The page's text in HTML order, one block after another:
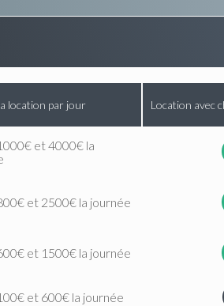
location par jour Location avec
et 4000€ la
et 2500€ la journée
et 1500€ la journée
et 600€ la journée